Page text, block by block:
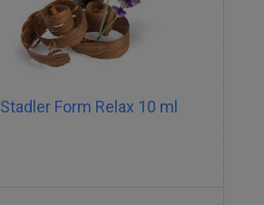
Stadler Form Relax 10 ml